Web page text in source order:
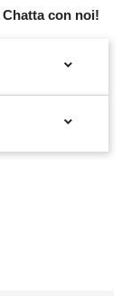
Chatta con noi!

